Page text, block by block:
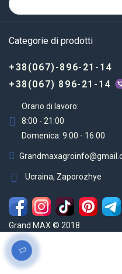
Categorie di prodotti
+38(067)-896-21-14
+38(067) 896-21-14
Orario di lavoro:
8:00 - 21:00
Domenica: 9:00 - 16:00
Ucraina, Zaporozhye
Grand MAX © 2018